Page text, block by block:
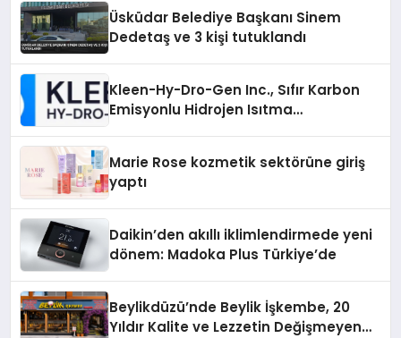
Üsküdar Belediye Başkanı Sinem
Dedetaş ve 3 kişi tutuklandı
Kleen-Hy-Dro-Gen Inc., Sıfır Karbon
Emisyonlu Hidrojen Isıtma
Marie Rose kozmetik sektörüne giriş
yaptı
Daikin’den akıllı iklimlendirmede yeni
dönem: Madoka Plus Türkiye’de
Beylikdüzü’nde Beylik İşkembe, 20
Yıldır Kalite ve Lezzetin Değişmeyen